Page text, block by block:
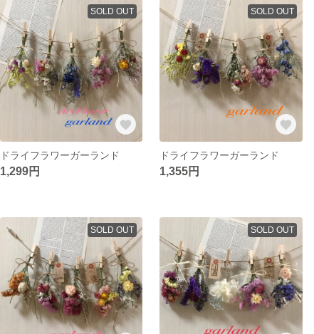
SOLD OUT
ドライフラワーガーランド
1,299円
SOLD OUT
ドライフラワーガーランド
1,355円
SOLD OUT SOLD OUT